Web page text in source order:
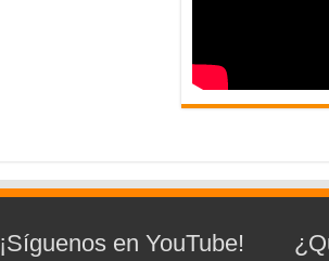
¡Síguenos en YouTube!